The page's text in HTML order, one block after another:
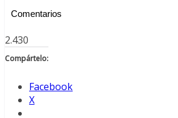
Comentarios
2.430
Compártelo:
Facebook
X